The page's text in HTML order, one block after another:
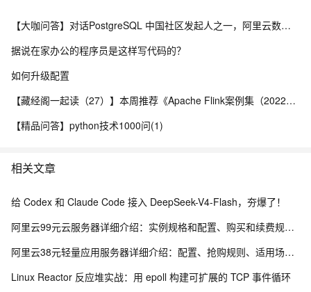
【大咖问答】对话PostgreSQL 中国社区发起人之一，阿里云数据库高级专家 德哥
据说在家办公的程序员是这样写代码的？
如何升级配置
【藏经阁一起读（27）】本周推荐《Apache Flink案例集（2022版）》，你有哪些心得？
【精品问答】python技术1000问(1)
相关文章
给 Codex 和 Claude Code 接入 DeepSeek-V4-Flash，夯爆了！
阿里云99元云服务器详细介绍：实例规格和配置、购买和续费规则、适用场景解析
阿里云38元轻量应用服务器详细介绍：配置、抢购规则、适用场景与选购攻略
Linux Reactor 反应堆实战：用 epoll 构建可扩展的 TCP 事件循环